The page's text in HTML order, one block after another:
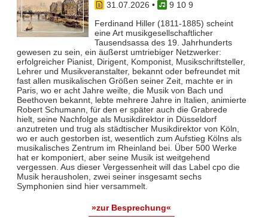
31.07.2026 •
9 10 9
Ferdinand Hiller (1811-1885) scheint
eine Art musikgesellschaftlicher
Tausendsassa des 19. Jahrhunderts
gewesen zu sein, ein äußerst umtriebiger Netzwerker:
erfolgreicher Pianist, Dirigent, Komponist, Musikschriftsteller,
Lehrer und Musikveranstalter, bekannt oder befreundet mit
fast allen musikalischen Größen seiner Zeit, machte er in
Paris, wo er acht Jahre weilte, die Musik von Bach und
Beethoven bekannt, lebte mehrere Jahre in Italien, animierte
Robert Schumann, für den er später auch die Grabrede
hielt, seine Nachfolge als Musikdirektor in Düsseldorf
anzutreten und trug als städtischer Musikdirektor von Köln,
wo er auch gestorben ist, wesentlich zum Aufstieg Kölns als
musikalisches Zentrum im Rheinland bei. Über 500 Werke
hat er komponiert, aber seine Musik ist weitgehend
vergessen. Aus dieser Vergessenheit will das Label cpo die
Musik herausholen, zwei seiner insgesamt sechs
Symphonien sind hier versammelt.
»zur Besprechung«